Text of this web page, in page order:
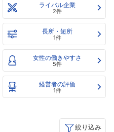
ライバル企業
2件
長所・短所
1件
女性の働きやすさ
5件
経営者の評価
1件
絞り込み